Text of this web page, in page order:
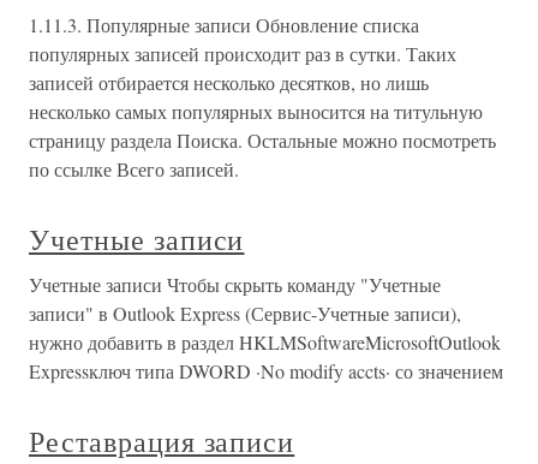
1.11.3. Популярные записи Обновление списка
популярных записей происходит раз в сутки. Таких
записей отбирается несколько десятков, но лишь
несколько самых популярных выносится на титульную
страницу раздела Поиска. Остальные можно посмотреть
по ссылке Всего записей.
Учетные записи
Учетные записи Чтобы скрыть команду "Учетные
записи" в Outlook Express (Сервис-Учетные записи),
нужно добавить в раздел HKLMSoftwareMicrosoftOutlook
Expressключ типа DWORD ·No modify accts· со значением
Реставрация записи